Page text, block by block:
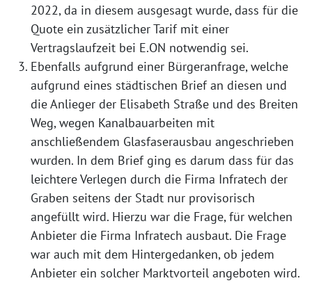
2022, da in diesem ausgesagt wurde, dass für die
Quote ein zusätzlicher Tarif mit einer
Vertragslaufzeit bei E.ON notwendig sei.
Ebenfalls aufgrund einer Bürgeranfrage, welche
aufgrund eines städtischen Brief an diesen und
die Anlieger der Elisabeth Straße und des Breiten
Weg, wegen Kanalbauarbeiten mit
anschließendem Glasfaserausbau angeschrieben
wurden. In dem Brief ging es darum dass für das
leichtere Verlegen durch die Firma Infratech der
Graben seitens der Stadt nur provisorisch
angefüllt wird. Hierzu war die Frage, für welchen
Anbieter die Firma Infratech ausbaut. Die Frage
war auch mit dem Hintergedanken, ob jedem
Anbieter ein solcher Marktvorteil angeboten wird.